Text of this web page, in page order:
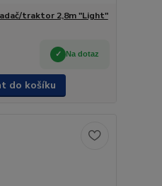
traktor 2,8m "Light"
Na dotaz
do košíku